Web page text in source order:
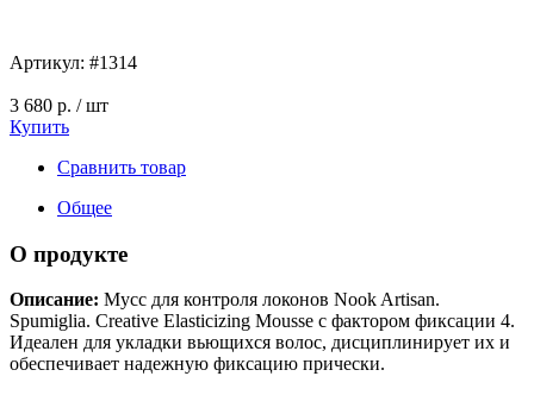
Артикул: #1314
3 680 р. / шт
Купить
Сравнить товар
Общее
О продукте
Описание: Мусс для контроля локонов Nook Artisan.
Spumiglia. Creative Elasticizing Mousse c фактором фиксации 4.
Идеален для укладки вьющихся волос, дисциплинирует их и
обеспечивает надежную фиксацию прически.